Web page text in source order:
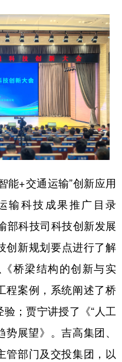
上海 江苏
福建 江西
湖北 湖南
海南 重庆
云南 西藏
青海 宁夏
黑龙江
Français عربى
日本語 한국어
+交通运输”创新应用
输科技成果推广目录
部科技司科技创新发展
创新规划要点进行了解
桥梁结构的创新与实
程案例，系统阐述了桥
；贾宁讲授了《“人工
展望》。吉高集团、
管部门及交投集团，以